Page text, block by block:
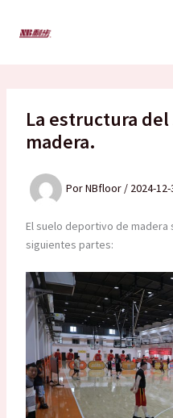
La estructura
madera.
PorNBfloor / 2024-12-
El suelo deportivo de
siguientes partes: